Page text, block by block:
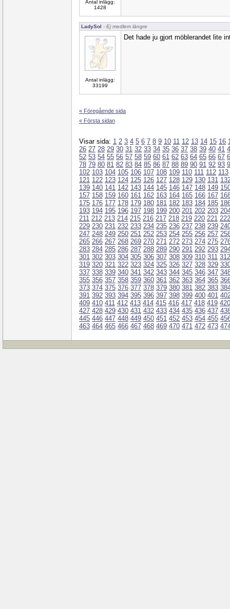
Antal inlägg:
1428
LadySol - Ej medlem längre
Antal inlägg:
33199
Det hade ju gjort möblerandet lite
« Föregående sida
« Första sidan
Visar sida: 1 2 3 4 5 6 7 8 9 10 11 12 13 14 15 16
26 27 28 29 30 31 32 33 34 35 36 37 38 39 40 41
52 53 54 55 56 57 58 59 60 61 62 63 64 65 66 67
78 79 80 81 82 83 84 85 86 87 88 89 90 91 92 93
102 103 104 105 106 107 108 109 110 111 112 113
121 122 123 124 125 126 127 128 129 130 131
139 140 141 142 143 144 145 146 147 148 149
157 158 159 160 161 162 163 164 165 166 167
175 176 177 178 179 180 181 182 183 184 185
193 194 195 196 197 198 199 200 201 202 203
211 212 213 214 215 216 217 218 219 220 221 222
229 230 231 232 233 234 235 236 237 238 239
247 248 249 250 251 252 253 254 255 256 257
265 266 267 268 269 270 271 272 273 274 275
283 284 285 286 287 288 289 290 291 292 293
301 302 303 304 305 306 307 308 309 310 311 312
319 320 321 322 323 324 325 326 327 328 329
337 338 339 340 341 342 343 344 345 346 347
355 356 357 358 359 360 361 362 363 364 365
373 374 375 376 377 378 379 380 381 382 383
391 392 393 394 395 396 397 398 399 400 401
409 410 411 412 413 414 415 416 417 418 419 420
427 428 429 430 431 432 433 434 435 436 437
445 446 447 448 449 450 451 452 453 454 455
463 464 465 466 467 468 469 470 471 472 473